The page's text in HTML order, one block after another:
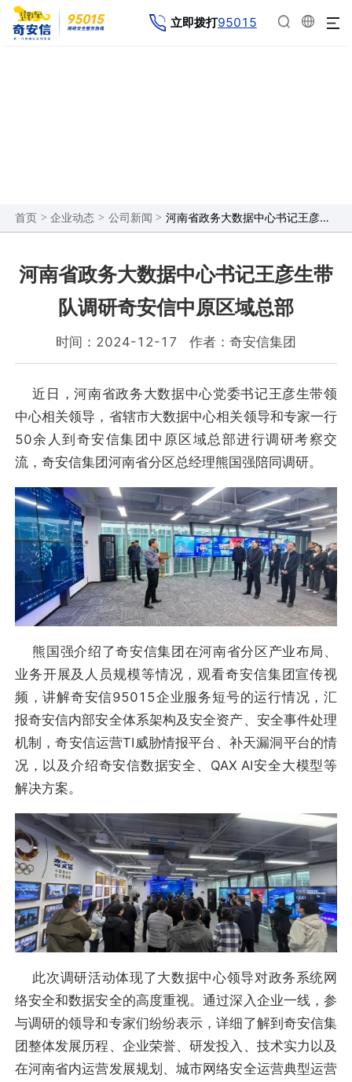
立即拨打95015
首页 > 企业动态 > 公司新闻 > 河南省政务大数据中心书记王彦生带队调研奇安信中原区域总部
河南省政务大数据中心书记王彦生带
队调研奇安信中原区域总部
时间：2024-12-17 作者：奇安信集团
近日，河南省政务大数据中心党委书记王彦生带领
中心相关领导，省辖市大数据中心相关领导和专家一行
50余人到奇安信集团中原区域总部进行调研考察交
流，奇安信集团河南省分区总经理熊国强陪同调研。
熊国强介绍了奇安信集团在河南省分区产业布局、
业务开展及人员规模等情况，观看奇安信集团宣传视
频，讲解奇安信95015企业服务短号的运行情况，汇
报奇安信内部安全体系架构及安全资产、安全事件处理
机制，奇安信运营TI威胁情报平台、补天漏洞平台的情
况，以及介绍奇安信数据安全、QAX AI安全大模型等
解决方案。
此次调研活动体现了大数据中心领导对政务系统网
络安全和数据安全的高度重视。通过深入企业一线，参
与调研的领导和专家们纷纷表示，详细了解到奇安信集
团整体发展历程、企业荣誉、研发投入、技术实力以及
在河南省内运营发展规划、城市网络安全运营典型运营